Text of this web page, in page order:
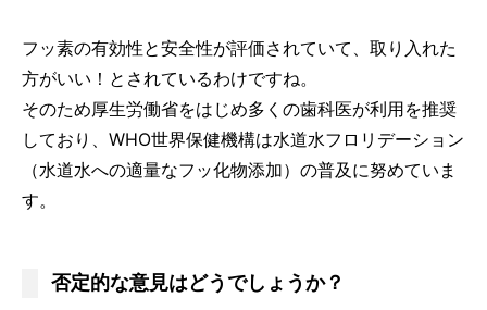
フッ素の有効性と安全性が評価されていて、取り入れた
方がいい！とされているわけですね。
そのため厚生労働省をはじめ多くの歯科医が利用を推奨
しており、WHO世界保健機構は水道水フロリデーション
（水道水への適量なフッ化物添加）の普及に努めていま
す。
否定的な意見はどうでしょうか？